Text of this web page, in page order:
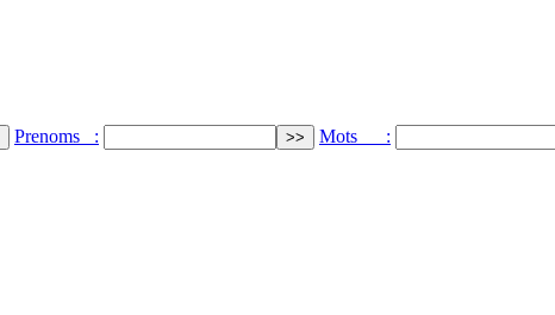
Prenoms : Mots :